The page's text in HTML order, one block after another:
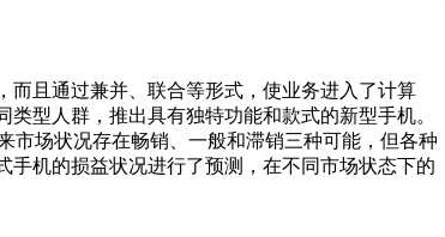
而且通过兼并、联合等形式，使业务进入了计算
型人群，推出具有独特功能和款式的新型手机。
市场状况存在畅销、一般和滞销三种可能，但各种
机的损益状况进行了预测，在不同市场状态下的